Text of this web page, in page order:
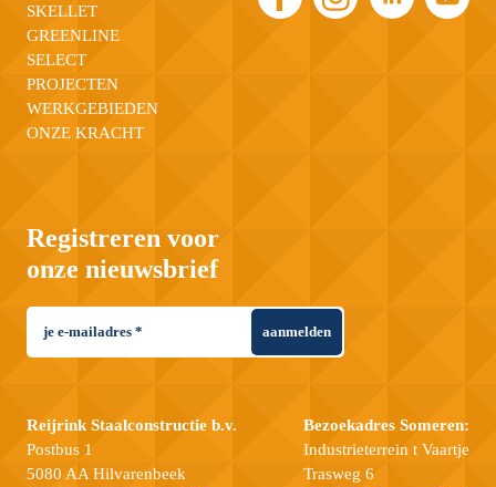
SKELLET
GREENLINE
SELECT
PROJECTEN
WERKGEBIEDEN
ONZE KRACHT
Registreren voor
onze nieuwsbrief
aanmelden
Reijrink Staalconstructie b.v.
Postbus 1
5080 AA Hilvarenbeek
Bezoekadres Someren:
Industrieterrein t Vaartje
Trasweg 6